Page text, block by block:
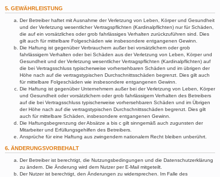
5. GEWÄHRLEISTUNG
Der Betreiber haftet mit Ausnahme der Verletzung von Leben, Körper und Gesundheit
und der Verletzung wesentlicher Vertragspflichten (Kardinalpflichten) nur für Schäden,
die auf ein vorsätzliches oder grob fahrlässiges Verhalten zurückzuführen sind. Dies
gilt auch für mittelbare Folgeschäden wie insbesondere entgangenen Gewinn.
Die Haftung ist gegenüber Verbrauchern außer bei vorsätzlichem oder grob
fahrlässigem Verhalten oder bei Schäden aus der Verletzung von Leben, Körper und
Gesundheit und der Verletzung wesentlicher Vertragspflichten (Kardinalpflichten) auf
die bei Vertragsschluss typischerweise vorhersehbaren Schäden und im übrigen der
Höhe nach auf die vertragstypischen Durchschnittsschäden begrenzt. Dies gilt auch
für mittelbare Folgeschäden wie insbesondere entgangenen Gewinn.
Die Haftung ist gegenüber Unternehmern außer bei der Verletzung von Leben, Körper
und Gesundheit oder vorsätzlichem oder grob fahrlässigem Verhalten des Betreibers
auf die bei Vertragsschluss typischerweise vorhersehbaren Schäden und im Übrigen
der Höhe nach auf die vertragstypischen Durchschnittsschäden begrenzt. Dies gilt
auch für mittelbare Schäden, insbesondere entgangenen Gewinn.
Die Haftungsbegrenzung der Absätze a bis c gilt sinngemäß auch zugunsten der
Mitarbeiter und Erfüllungsgehilfen des Betreibers.
Ansprüche für eine Haftung aus zwingendem nationalem Recht bleiben unberührt.
6. ÄNDERUNGSVORBEHALT
Der Betreiber ist berechtigt, die Nutzungsbedingungen und die Datenschutzerklärung
zu ändern. Die Änderung wird dem Nutzer per E-Mail mitgeteilt.
Der Nutzer ist berechtigt, den Änderungen zu widersprechen. Im Falle des